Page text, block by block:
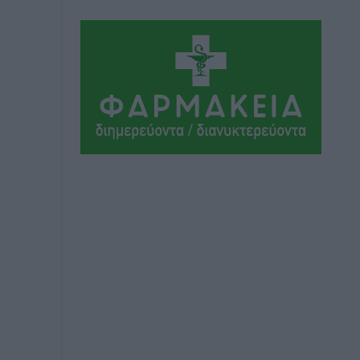
Δεσμεύσεις χωρίς αντίκρισμα στην
πριν 2 ώρες
Τσαμπίκος Καραγιάννης: «Ο
πρωτογενής τομέας μπορεί να